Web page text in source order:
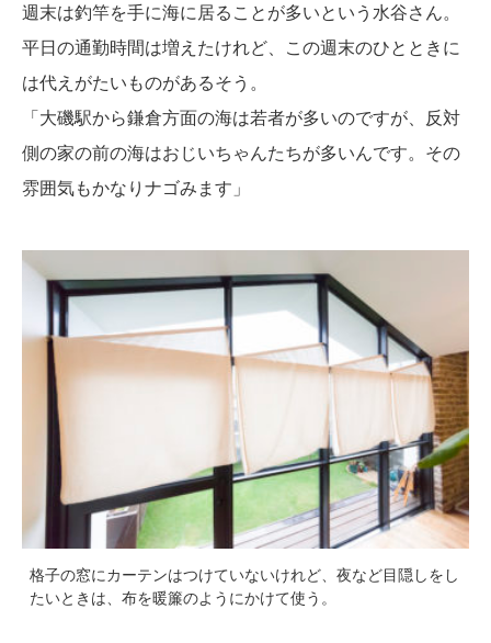
週末は釣竿を手に海に居ることが多いという水谷さん。
平日の通勤時間は増えたけれど、この週末のひとときに
は代えがたいものがあるそう。
「大磯駅から鎌倉方面の海は若者が多いのですが、反対
側の家の前の海はおじいちゃんたちが多いんです。その
雰囲気もかなりナゴみます」
格子の窓にカーテンはつけていないけれど、夜など目隠しをし
たいときは、布を暖簾のようにかけて使う。